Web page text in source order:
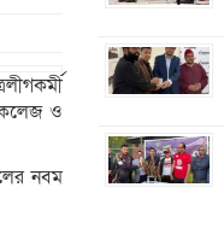
কলেজ ও
নবম